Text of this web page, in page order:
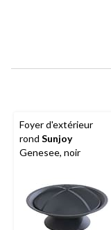
Foyer d'extérieur
rond Sunjoy
Genesee, noir